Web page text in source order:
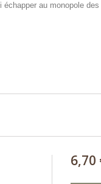
au monopole
6,70